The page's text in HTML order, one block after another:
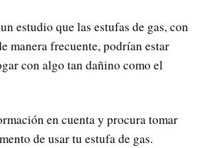
estudio que las estufas de gas, con
manera frecuente, podrían estar
con algo tan dañino como el
en cuenta y procura tomar
de usar tu estufa de gas.